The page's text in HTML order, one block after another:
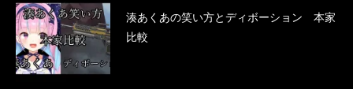
湊あくあの笑い方とディボーション 本家
比較